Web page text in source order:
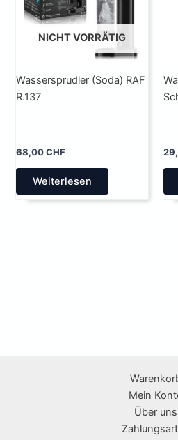
NICHT VORRÄTIG
Wassersprudler (Soda) RAF
R.137
68,00CHF
Weiterlesen
Mein
Über uns